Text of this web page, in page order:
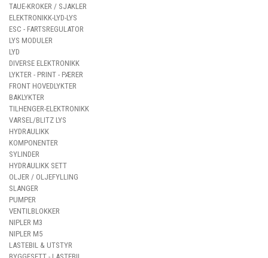
TAUE-KROKER / SJAKLER
ELEKTRONIKK-LYD-LYS
ESC - FARTSREGULATOR
LYS MODULER
LYD
DIVERSE ELEKTRONIKK
LYKTER - PRINT - PÆRER
FRONT HOVEDLYKTER
BAKLYKTER
TILHENGER-ELEKTRONIKK
VARSEL/BLITZ LYS
HYDRAULIKK
KOMPONENTER
SYLINDER
HYDRAULIKK SETT
OLJER / OLJEFYLLING
SLANGER
PUMPER
VENTILBLOKKER
NIPLER M3
NIPLER M5
LASTEBIL & UTSTYR